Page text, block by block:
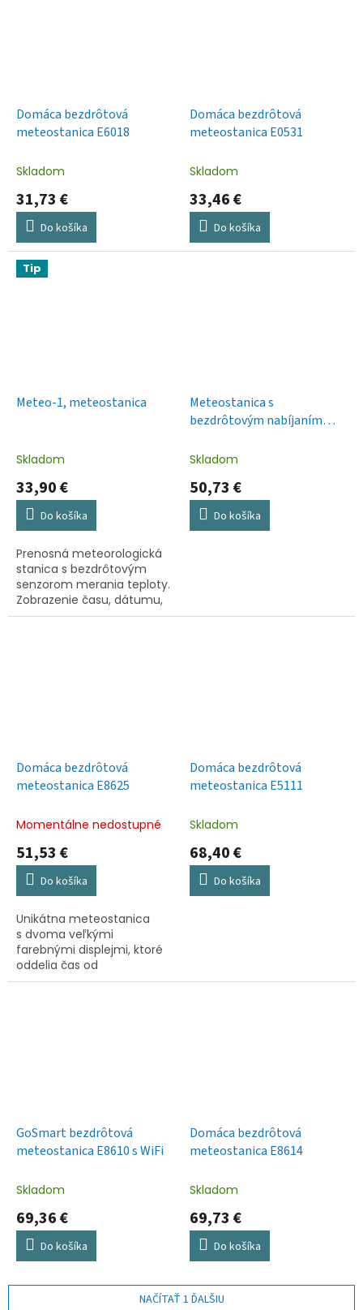
Domáca bezdrôtová
meteostanica E6018
Skladom
31,73 €
Do košíka
Domáca bezdrôtová
meteostanica E0531
Skladom
33,46 €
Do košíka
Tip
Meteo-1, meteostanica
Skladom
33,90 €
Do košíka
Prenosná meteorologická
stanica s bezdrôtovým
senzorom merania teploty.
Zobrazenie času, dátumu,
budíka, symbolov
Meteostanica s
bezdrôtovým nabíjaním
Skladom
50,73 €
Do košíka
Domáca bezdrôtová
meteostanica E8625
Momentálne nedostupné
51,53 €
Do košíka
Unikátna meteostanica
s dvoma veľkými
farebnými displejmi, ktoré
oddelia čas od
meteorologických údajov
Domáca bezdrôtová
meteostanica E5111
Skladom
68,40 €
Do košíka
GoSmart bezdrôtová
meteostanica E8610 s WiFi
Skladom
69,36 €
Do košíka
Domáca bezdrôtová
meteostanica E8614
Skladom
69,73 €
Do košíka
NAČÍTAŤ 1 ĎALŠIU